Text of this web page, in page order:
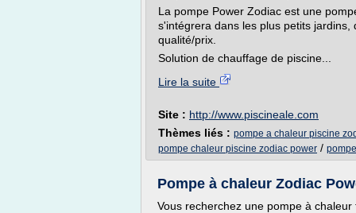
La pompe Power Zodiac est une
s'intégrera dans les plus petits
qualité/prix.
Solution de chauffage de piscine...
Lire la suite
Site : http://www.piscineale.com
Thèmes liés : pompe a chaleur piscine
pompe chaleur piscine zodiac power /
Pompe à chaleur Zodiac
Vous recherchez une pompe à